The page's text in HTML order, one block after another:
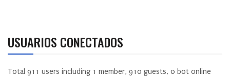
USUARIOS CONECTADOS
Total 911 users including 1 member, 910 guests, 0 bot online